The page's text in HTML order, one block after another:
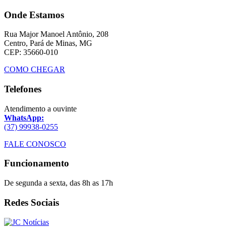
Onde Estamos
Rua Major Manoel Antônio, 208
Centro, Pará de Minas, MG
CEP: 35660-010
COMO CHEGAR
Telefones
Atendimento a ouvinte
WhatsApp:
(37) 99938-0255
FALE CONOSCO
Funcionamento
De segunda a sexta, das 8h as 17h
Redes Sociais